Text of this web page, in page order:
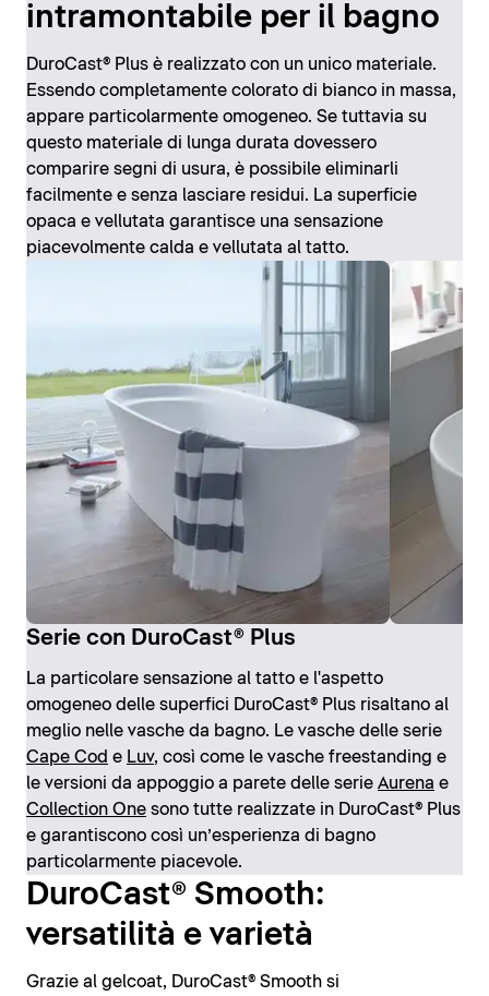
intramontabile per il bagno
DuroCast® Plus è realizzato con un unico materiale.
Essendo completamente colorato di bianco in massa,
appare particolarmente omogeneo. Se tuttavia su
questo materiale di lunga durata dovessero
comparire segni di usura, è possibile eliminarli
facilmente e senza lasciare residui. La superficie
opaca e vellutata garantisce una sensazione
piacevolmente calda e vellutata al tatto.
Serie con DuroCast® Plus
La particolare sensazione al tatto e l'aspetto
omogeneo delle superfici DuroCast® Plus risaltano al
meglio nelle vasche da bagno. Le vasche delle serie
Cape Cod e Luv, così come le vasche freestanding e
le versioni da appoggio a parete delle serie Aurena e
Collection One sono tutte realizzate in DuroCast® Plus
e garantiscono così un’esperienza di bagno
particolarmente piacevole.
DuroCast® Smooth:
versatilità e varietà
Grazie al gelcoat, DuroCast® Smooth si